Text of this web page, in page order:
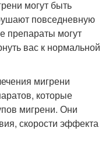
могут быть
повседневную
препараты могут
вас к нормальной
мигрени
которые
мигрени. Они
скорости эффекта